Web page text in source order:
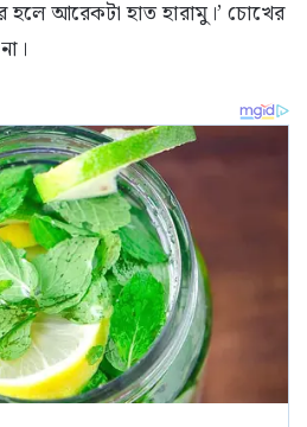
হলে আরেকটা হাত হারামু।’ চোখের